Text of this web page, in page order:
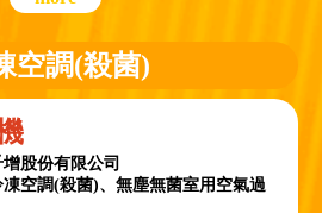
空調(殺菌)
股份有限公司
空調(殺菌)、無塵無菌室用空氣過